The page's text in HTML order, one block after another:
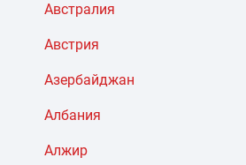
Австралия
Австрия
Азербайджан
Албания
Алжир